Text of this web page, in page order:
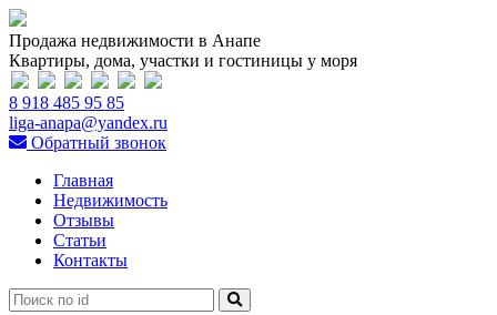
Продажа недвижимости в Анапе
Квартиры, дома, участки и гостиницы у моря
8 918 485 95 85
liga-anapa@yandex.ru
Обратный звонок
Главная
Недвижимость
Отзывы
Статьи
Контакты